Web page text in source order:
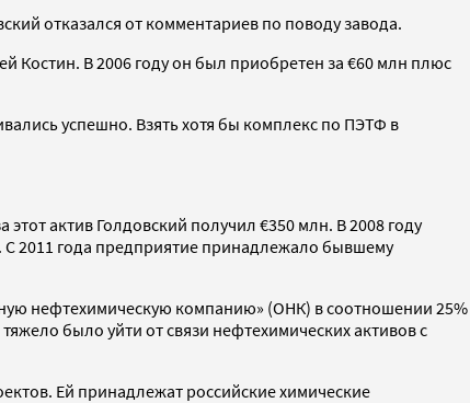
отказался от комментариев по поводу завода.
Костин. В 2006 году он был приобретен за €60 млн плюс
успешно. Взять хотя бы комплекс по ПЭТФ в
актив Голдовский получил €350 млн. В 2008 году
С 2011 года предприятие принадлежало бывшему
нефтехимическую компанию» (ОНК) в соотношении 25%
было уйти от связи нефтехимических активов с
Ей принадлежат российские химические